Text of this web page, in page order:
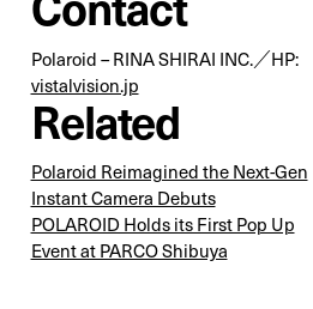
Polaroid – RINA SHIRAI INC.／HP:
vistalvision.jp
Related
Polaroid Reimagined the Next-Gen
Instant Camera Debuts
POLAROID Holds its First Pop Up
Event at PARCO Shibuya